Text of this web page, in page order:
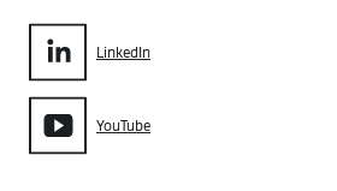
LinkedIn
YouTube